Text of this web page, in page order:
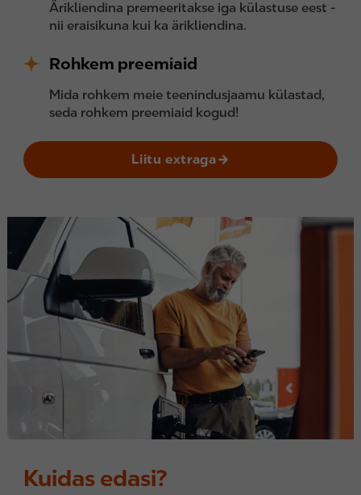
Ärikliendina premeeritakse iga külastuse eest -
nii eraisikuna kui ka ärikliendina.
Rohkem preemiaid
Mida rohkem meie teenindusjaamu külastad,
seda rohkem preemiaid kogud!
Liitu extraga
Kuidas edasi?